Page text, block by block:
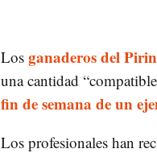
Los ganaderos del
una cantidad
fin de semana de un
Los profesionales han